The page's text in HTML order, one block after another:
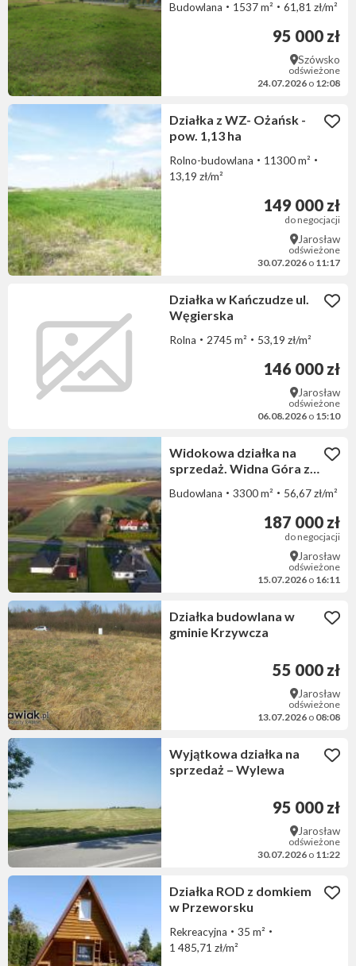
Budowlana 1537 m² 61,81 zł/m²
95 000 zł
Szówsko
odświeżone
24.07.2026 o 12:08
Działka z WZ- Ożańsk -
pow. 1,13 ha
Rolno-budowlana
11300 m²
13,19 zł/m²
149 000 zł
do negocjacji
Jarosław
odświeżone
30.07.2026 o 11:17
Działka w Kańczudze ul.
Węgierska
Rolna 2745 m² 53,19 zł/m²
146 000 zł
Jarosław
odświeżone
06.08.2026 o 15:10
Widokowa działka na
sprzedaż. Widna Góra z
Budowlana 3300 m² 56,67 zł/m²
187 000 zł
do negocjacji
Jarosław
odświeżone
15.07.2026 o 16:11
Działka budowlana w
gminie Krzywcza
55 000 zł
Jarosław
odświeżone
13.07.2026 o 08:08
Wyjątkowa działka na
sprzedaż – Wylewa
95 000 zł
Jarosław
odświeżone
30.07.2026 o 11:22
Działka ROD z domkiem
w Przeworsku
Rekreacyjna
35 m²
1 485,71 zł/m²